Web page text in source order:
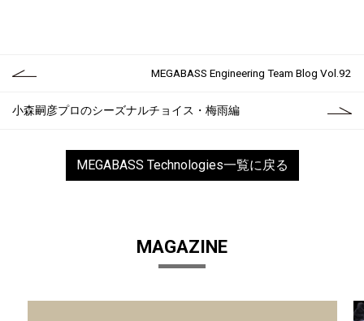
MEGABASS Engineering Team Blog Vol.92
小森嗣彦プロのシーズナルチョイス・梅雨編
MEGABASS Technologies一覧に戻る
MAGAZINE